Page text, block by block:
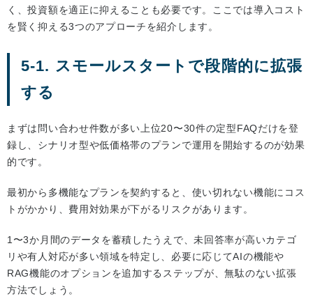
く、投資額を適正に抑えることも必要です。ここでは導入コスト
を賢く抑える3つのアプローチを紹介します。
5-1. スモールスタートで段階的に拡張
する
まずは問い合わせ件数が多い上位20〜30件の定型FAQだけを登
録し、シナリオ型や低価格帯のプランで運用を開始するのが効果
的です。
最初から多機能なプランを契約すると、使い切れない機能にコス
トがかかり、費用対効果が下がるリスクがあります。
1〜3か月間のデータを蓄積したうえで、未回答率が高いカテゴ
リや有人対応が多い領域を特定し、必要に応じてAIの機能や
RAG機能のオプションを追加するステップが、無駄のない拡張
方法でしょう。